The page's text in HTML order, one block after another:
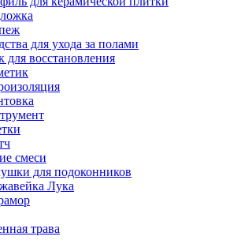
для ухода за полами
для восстановления
смеси
для подоконников
Лука
трава